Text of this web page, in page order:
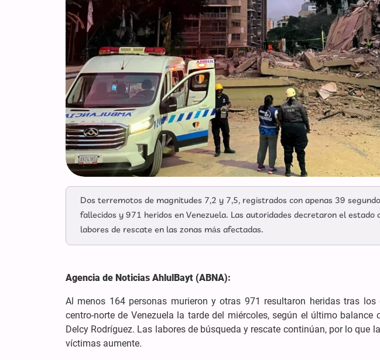
Dos terremotos de magnitudes 7,2 y 7,5, registrados con apenas 39
fallecidos y 971 heridos en Venezuela. Las autoridades decretaron el
labores de rescate en las zonas más afectadas.
Agencia de Noticias AhlulBayt (ABNA):
Al menos 164 personas murieron y otras 971 resultaron heridas tras
centro-norte de Venezuela la tarde del miércoles, según el último
Delcy Rodríguez. Las labores de búsqueda y rescate continúan, por lo que
víctimas aumente.